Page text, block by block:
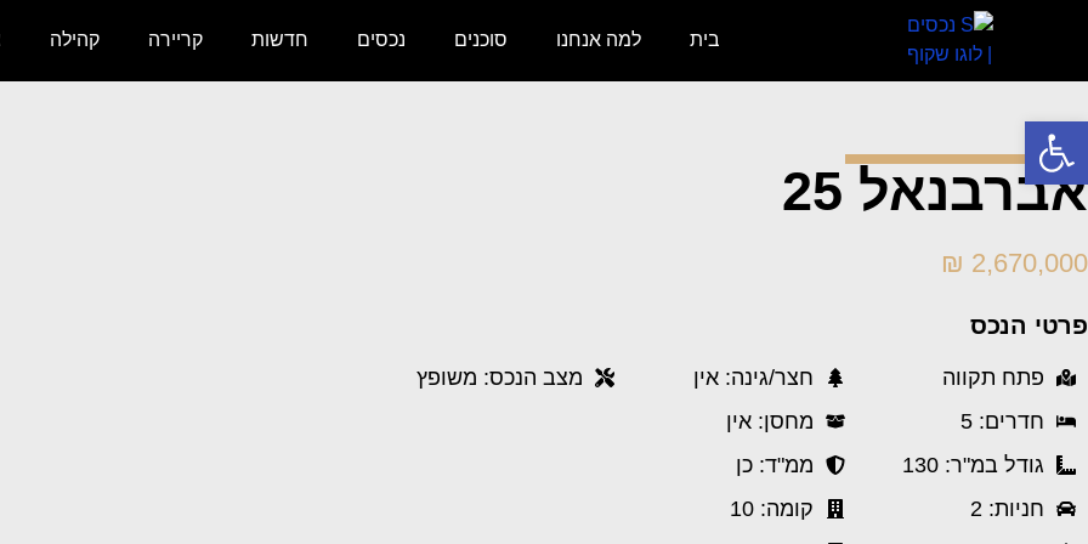
פתח סרגל נגישות
בית למה אנחנו סוכנים נכסים חדשות קריירה קהילה
אברבנאל 25
2,670,000 ₪
פרטי הנכס
פתח תקווה
חדרים: 5
גודל במ"ר: 130
חניות: 2
חצר/גינה: אין
מחסן: אין
ממ"ד: כן
קומה: 10
מצב הנכס: משופץ